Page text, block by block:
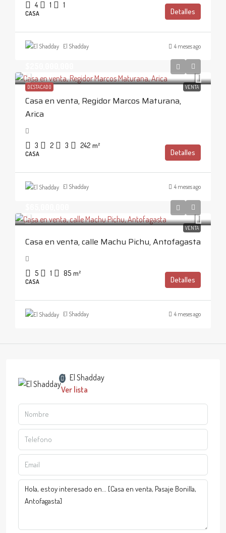
4 1 1
CASA Detalles
El Shadday 4 meses ago
DESTACADO VENTA
Casa en venta, Regidor Marcos Maturana,
Arica
3 2 3 242 m²
CASA Detalles
El Shadday 4 meses ago
VENTA
Casa en venta, calle Machu Pichu, Antofagasta
5 1 85 m²
CASA Detalles
El Shadday 4 meses ago
El Shadday
Ver lista